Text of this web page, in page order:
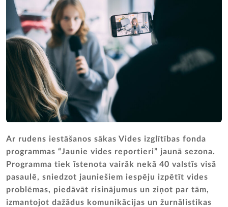
Ar rudens iestāšanos sākas Vides izglītības fonda
programmas “Jaunie vides reportieri” jaunā sezona.
Programma tiek īstenota vairāk nekā 40 valstīs visā
pasaulē, sniedzot jauniešiem iespēju izpētīt vides
problēmas, piedāvāt risinājumus un ziņot par tām,
izmantojot dažādus komunikācijas un žurnālistikas